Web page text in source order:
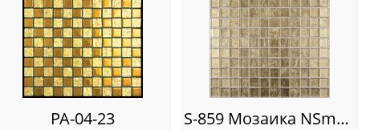
PA-04-23 S-859 Мозаика NSmosaic